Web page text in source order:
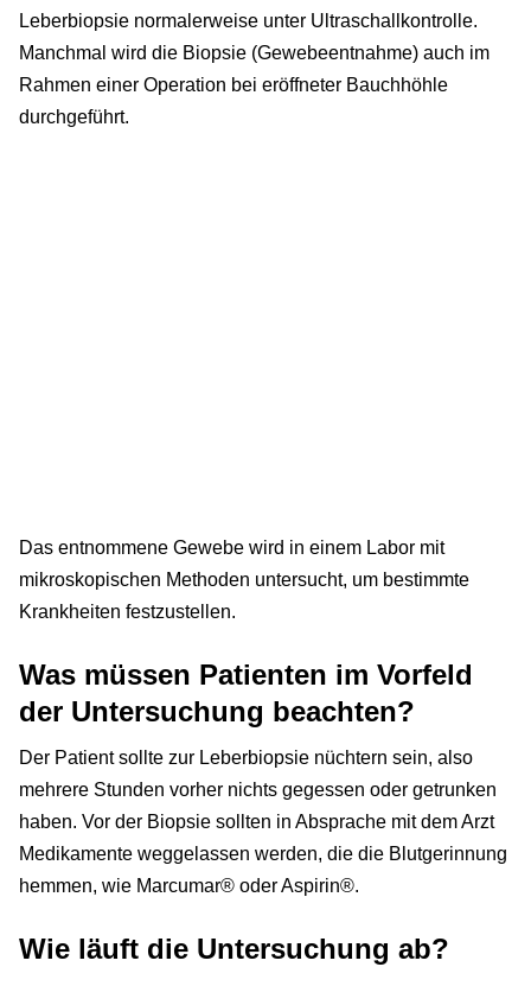
Leberbiopsie normalerweise unter Ultraschallkontrolle.
Manchmal wird die Biopsie (Gewebeentnahme) auch im
Rahmen einer Operation bei eröffneter Bauchhöhle
durchgeführt.
Das entnommene Gewebe wird in einem Labor mit
mikroskopischen Methoden untersucht, um bestimmte
Krankheiten festzustellen.
Was müssen Patienten im Vorfeld
der Untersuchung beachten?
Der Patient sollte zur Leberbiopsie nüchtern sein, also
mehrere Stunden vorher nichts gegessen oder getrunken
haben. Vor der Biopsie sollten in Absprache mit dem Arzt
Medikamente weggelassen werden, die die Blutgerinnung
hemmen, wie Marcumar® oder Aspirin®.
Wie läuft die Untersuchung ab?